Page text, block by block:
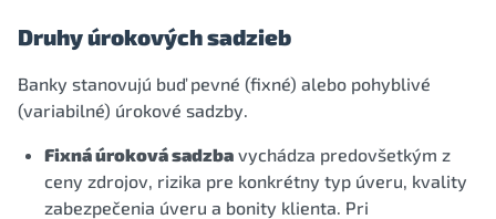
Druhy úrokových sadzieb
Banky stanovujú buď pevné (fixné) alebo pohyblivé
(variabilné) úrokové sadzby.
Fixná úroková sadzba vychádza predovšetkým z
ceny zdrojov, rizika pre konkrétny typ úveru, kvality
zabezpečenia úveru a bonity klienta. Pri